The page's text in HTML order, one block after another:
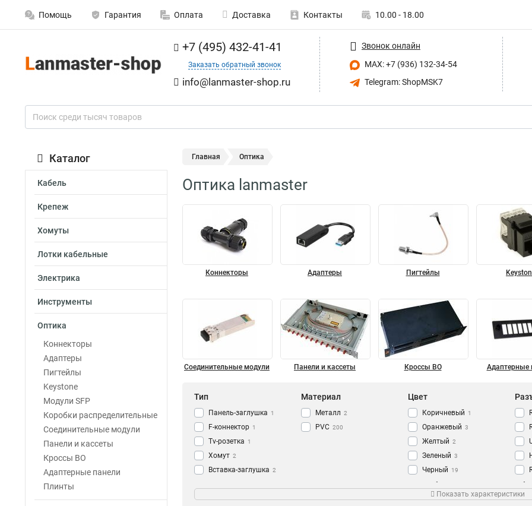
Помощь Гарантия Оплата Доставка Контакты 10.00 - 18.00
+7 (495) 432-41-41
Заказать обратный звонок
info@lanmaster-shop.ru
Звонок онлайн
MAX: +7 (936) 132-34-54
Telegram: ShopMSK7
Каталог
Кабель
Крепеж
Хомуты
Лотки кабельные
Электрика
Инструменты
Оптика
Коннекторы
Адаптеры
Пигтейлы
Keystone
Модули SFP
Коробки распределительные
Соединительные модули
Панели и кассеты
Кроссы ВО
Адаптерные панели
Плинты
Главная Оптика
Оптика lanmaster
Коннекторы Адаптеры Пигтейлы
Соединительные модули Панели и кассеты Кроссы ВО Адаптерные
Тип
Панель-заглушка 1
F-коннектор 1
Tv-розетка 1
Хомут 2
Вставка-заглушка 2
Y-адаптер 9
Материал
Металл 2
PVC 200
Цвет
Коричневый 1
Оранжевый 3
Желтый 2
Зеленый 3
Черный 19
Синий
Красный 3
OS2 76 500/125мкм 12
Тип кабеля
EZ 4
Показать характеристики